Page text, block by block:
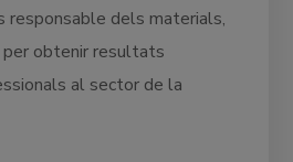
responsable dels materials,
obtenir resultats
al sector de la